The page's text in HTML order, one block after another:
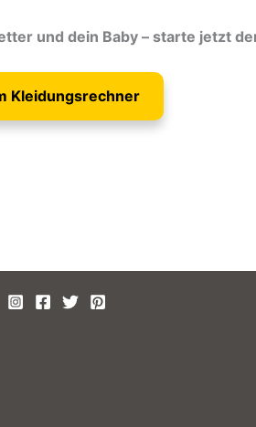
und dein Baby – starte jetzt
Kleidungsrechner